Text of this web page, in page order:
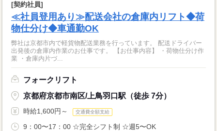
[契約社員]
≪社員登用あり≫配送会社の倉庫内リフト◆荷
物仕分け◆車通勤OK
弊社は京都市内で軽貨物配送業務を行っています。 配送ドライバー
出発後の倉庫内作業のお仕事です。 【お仕事内容】 ・荷物仕分け作
業 ・倉庫内片づ...
フォークリフト
京都府京都市南区/上鳥羽口駅（徒歩 7分）
時給1,600円～ 交通費全額支給
9：00〜17：00 ☆完全シフト制 ☆週5〜OK